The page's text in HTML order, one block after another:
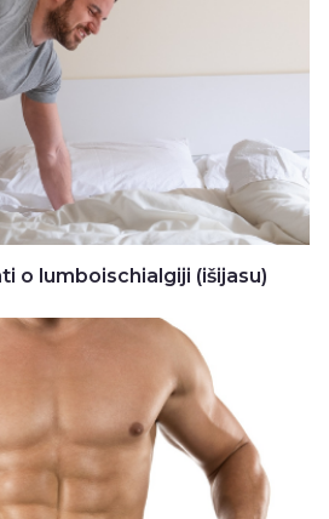
o lumboischialgiji (išijasu)